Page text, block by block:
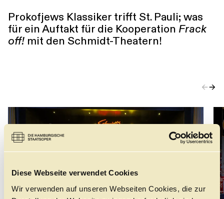
Diese Webseite verwendet Cookies
Wir verwenden auf unseren Webseiten Cookies, die zur
Prokofjews Klassiker trifft St. Pauli; was
für ein Auftakt für die Kooperation Frack
off! mit den Schmidt-Theatern!
←→